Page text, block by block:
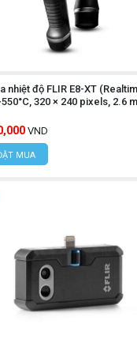
MINH
nhiệt độ FLIR E8-XT
320 × 240 pixels, 2.6
VND
MUA